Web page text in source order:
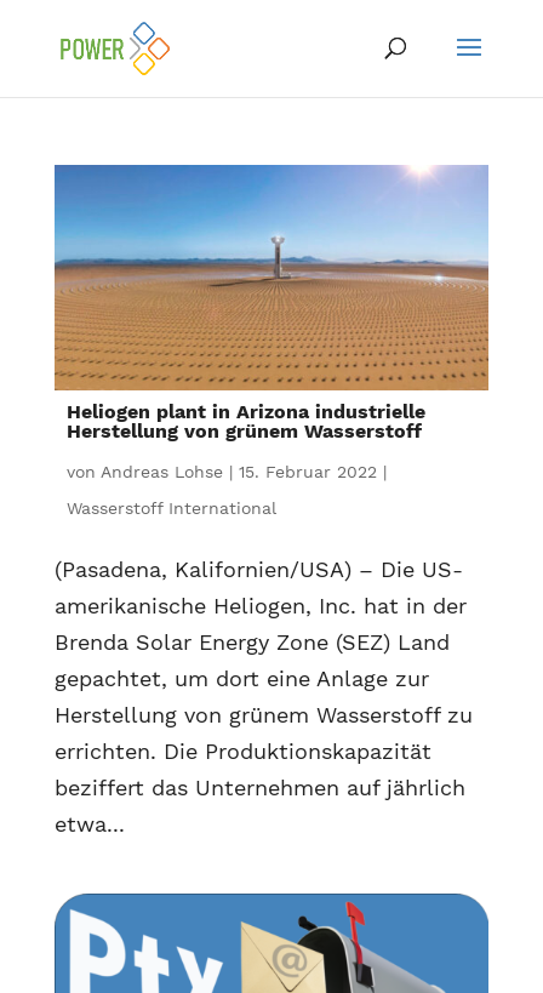
Heliogen plant in Arizona industrielle
Herstellung von grünem Wasserstoff
von Andreas Lohse| 15. Februar 2022 |
Wasserstoff International
(Pasadena, Kalifornien/USA) – Die US-
amerikanische Heliogen, Inc. hat in der
Brenda Solar Energy Zone (SEZ) Land
gepachtet, um dort eine Anlage zur
Herstellung von grünem Wasserstoff zu
errichten. Die Produktionskapazität
beziffert das Unternehmen auf jährlich
etwa...